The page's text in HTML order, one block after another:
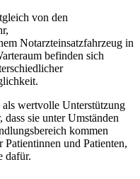
von den
Notarzteinsatzfahrzeug in
befinden sich
wertvolle Unterstützung
sie unter Umständen
kommen
und Patienten,
dafür.